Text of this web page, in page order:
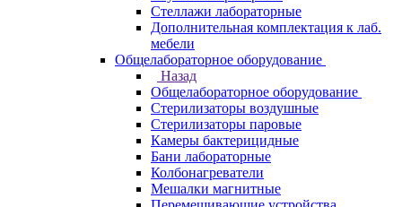
Стеллажи лабораторные
Дополнительная комплектация к лаб.
мебели
Общелабораторное оборудование
Назад
Общелабораторное оборудование
Стерилизаторы воздушные
Стерилизаторы паровые
Камеры бактерицидные
Бани лабораторные
Колбонагреватели
Мешалки магнитные